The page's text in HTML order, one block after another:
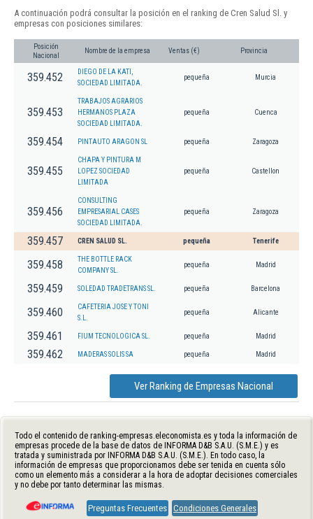
A continuación podrá consultar la posición en el ranking de Cren Salud Sl. y
empresas con posiciones similares:
Posición
Nacional
Nombre de la empresa Ventas (€) Provincia
359.452
DIEGO DE LA KATI,
SOCIEDAD LIMITADA.
pequeña Murcia
359.453
TRABAJOS AGRARIOS
HERMANOS PLAZA
SOCIEDAD LIMITADA.
pequeña Cuenca
359.454 PINTAUTO ARAGON SL pequeña Zaragoza
359.455
CHAPA Y PINTURA M
LOPEZ SOCIEDAD
LIMITADA
pequeña Castellon
359.456
CONSULTING
EMPRESARIAL CASES
SOCIEDAD LIMITADA.
pequeña Zaragoza
359.457 CREN SALUD SL. pequeña Tenerife
359.458
THE BOTTLE RACK
COMPANY SL.
pequeña Madrid
359.459 SOLEDAD TRADETRANS SL. pequeña Barcelona
359.460
CAFETERIA JOSE Y TONI
S.L.
pequeña Alicante
359.461 FIUM TECNOLOGICA SL. pequeña Madrid
359.462 MADERAS SOLIS SA pequeña Madrid
Ver Ranking de Empresas Nacional
Todo el contenido de ranking-empresas.eleconomista.es y toda la información de
empresas procede de la base de datos de INFORMA D&B S.A.U. (S.M.E.) y es
tratada y suministrada por INFORMA D&B S.A.U. (S.M.E.). En todo caso, la
información de empresas que proporcionamos debe ser tenida en cuenta sólo
como un elemento más a considerar a la hora de adoptar decisiones comerciales
y no debe por tanto determinar las mismas.
Preguntas Frecuentes Condiciones Generales